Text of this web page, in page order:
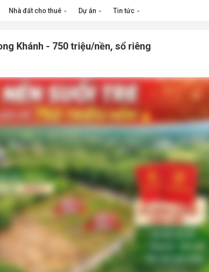
Nhà đất cho thuê Dự án Tin tức
Khánh - 750 triệu/nền, sổ riêng